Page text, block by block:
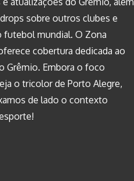
sobre outros clubes e
futebol mundial. O Zona
cobertura dedicada ao
Grêmio. Embora o foco
o tricolor de Porto Alegre,
de lado o contexto